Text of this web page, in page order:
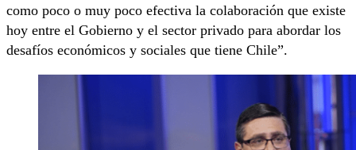
como poco o muy poco efectiva la colaboración que existe
hoy entre el Gobierno y el sector privado para abordar los
desafíos económicos y sociales que tiene Chile”.